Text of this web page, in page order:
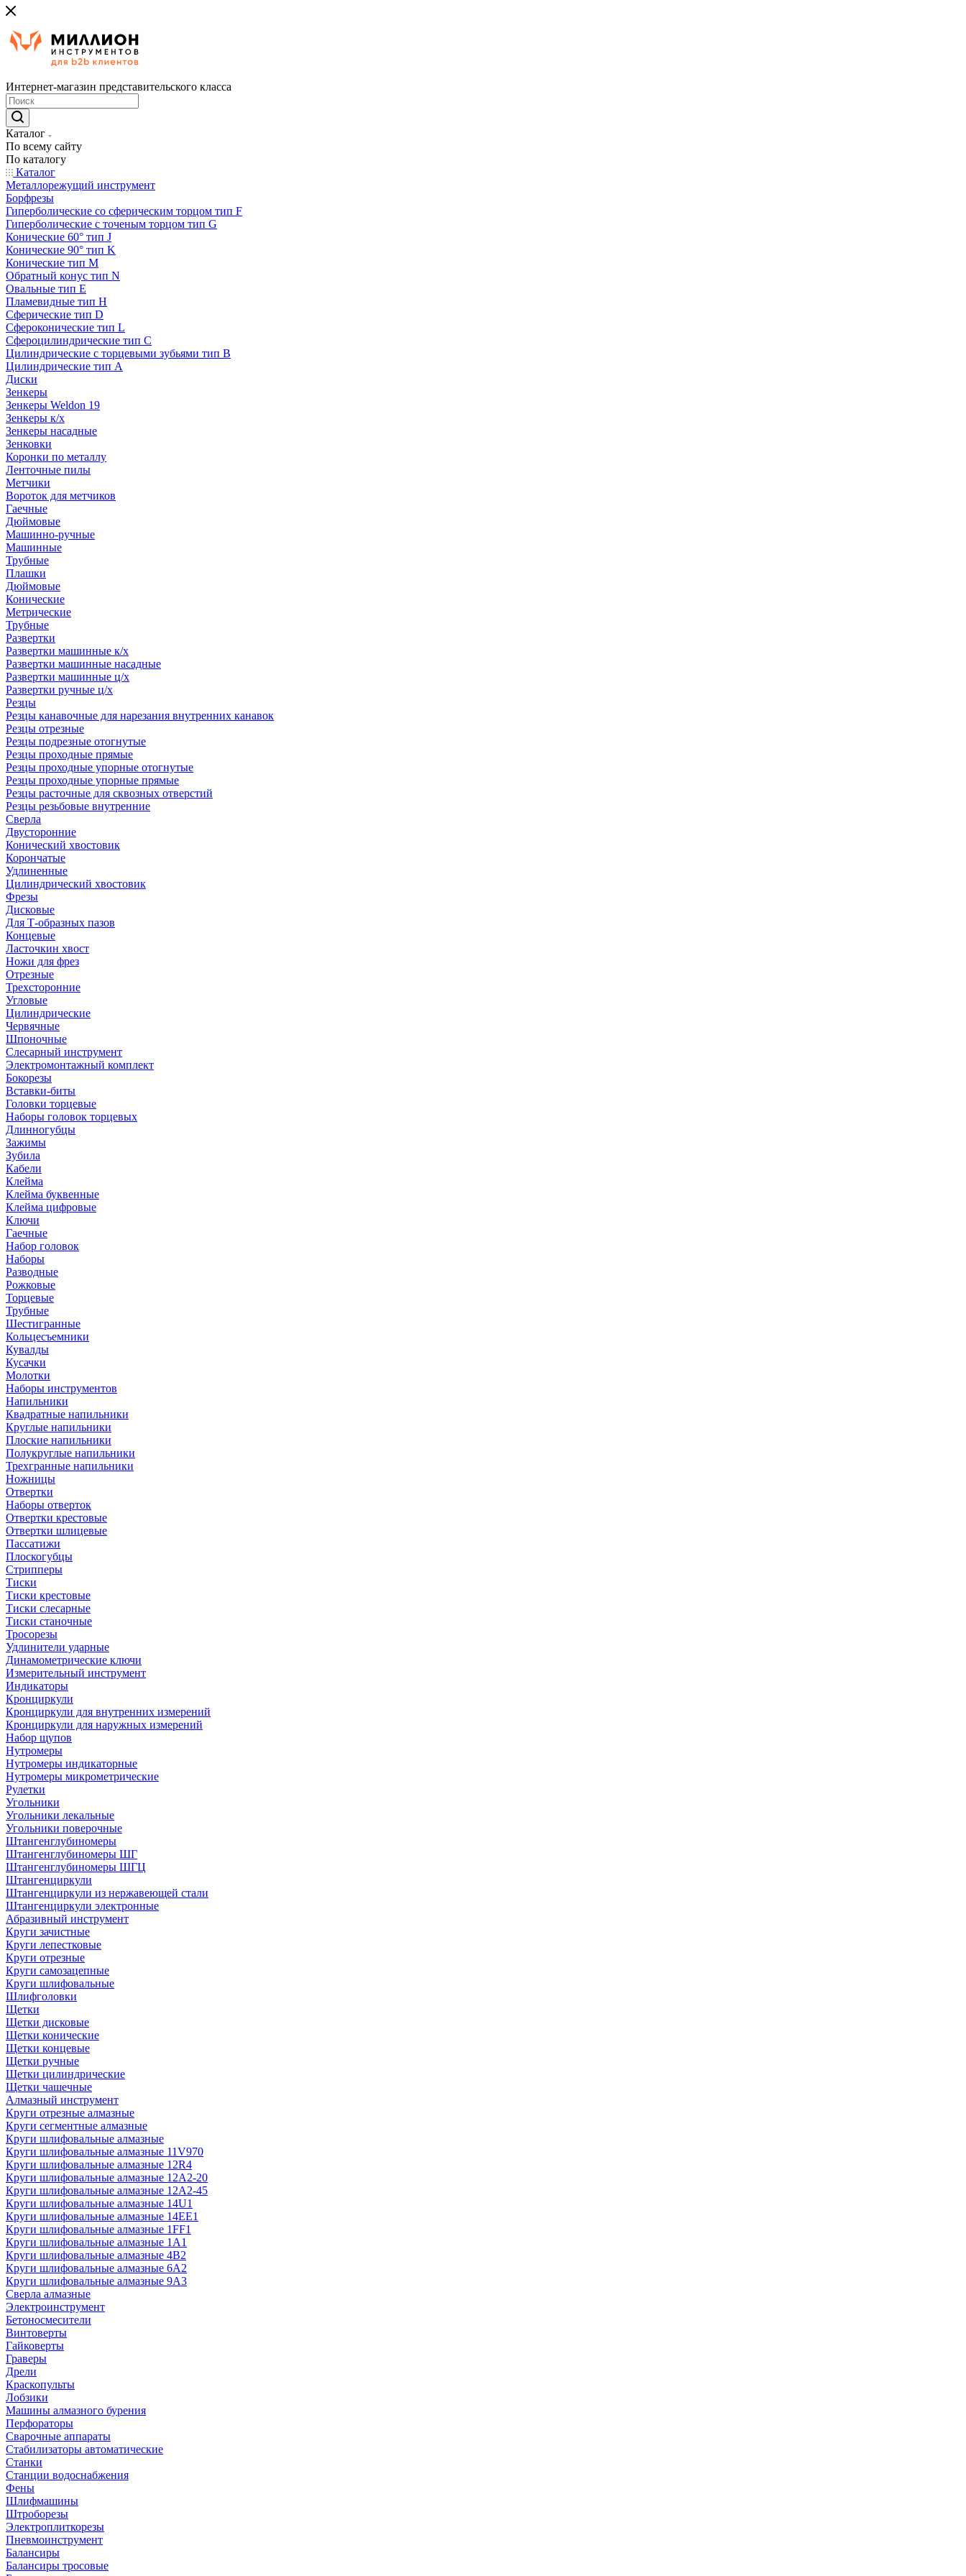
Интернет-магазин представительского класса
Каталог
По всему сайту
По каталогу
Каталог
Металлорежущий инструмент
Борфрезы
Гиперболические cо сферическим торцом тип F
Гиперболические с точеным торцом тип G
Конические 60° тип J
Конические 90° тип K
Конические тип M
Обратный конус тип N
Овальные тип E
Пламевидные тип H
Сферические тип D
Сфероконические тип L
Сфероцилиндрические тип C
Цилиндрические с торцевыми зубьями тип B
Цилиндрические тип А
Диски
Зенкеры
Зенкеры Weldon 19
Зенкеры к/х
Зенкеры насадные
Зенковки
Коронки по металлу
Ленточные пилы
Метчики
Вороток для метчиков
Гаечные
Дюймовые
Машинно-ручные
Машинные
Трубные
Плашки
Дюймовые
Конические
Метрические
Трубные
Развертки
Развертки машинные к/х
Развертки машинные насадные
Развертки машинные ц/х
Развертки ручные ц/х
Резцы
Резцы канавочные для нарезания внутренних канавок
Резцы отрезные
Резцы подрезные отогнутые
Резцы проходные прямые
Резцы проходные упорные отогнутые
Резцы проходные упорные прямые
Резцы расточные для сквозных отверстий
Резцы резьбовые внутренние
Сверла
Двусторонние
Конический хвостовик
Корончатые
Удлиненные
Цилиндрический хвостовик
Фрезы
Дисковые
Для Т-образных пазов
Концевые
Ласточкин хвост
Ножи для фрез
Отрезные
Трехсторонние
Угловые
Цилиндрические
Червячные
Шпоночные
Слесарный инструмент
Электромонтажный комплект
Бокорезы
Вставки-биты
Головки торцевые
Наборы головок торцевых
Длинногубцы
Зажимы
Зубила
Кабели
Клейма
Клейма буквенные
Клейма цифровые
Ключи
Гаечные
Набор головок
Наборы
Разводные
Рожковые
Торцевые
Трубные
Шестигранные
Кольцесъемники
Кувалды
Кусачки
Молотки
Наборы инструментов
Напильники
Квадратные напильники
Круглые напильники
Плоские напильники
Полукруглые напильники
Трехгранные напильники
Ножницы
Отвертки
Наборы отверток
Отвертки крестовые
Отвертки шлицевые
Пассатижи
Плоскогубцы
Стрипперы
Тиски
Тиски крестовые
Тиски слесарные
Тиски станочные
Тросорезы
Удлинители ударные
Динамометрические ключи
Измерительный инструмент
Индикаторы
Кронциркули
Кронциркули для внутренних измерений
Кронциркули для наружных измерений
Набор щупов
Нутромеры
Нутромеры индикаторные
Нутромеры микрометрические
Рулетки
Угольники
Угольники лекальные
Угольники поверочные
Штангенглубиномеры
Штангенглубиномеры ШГ
Штангенглубиномеры ШГЦ
Штангенциркули
Штангенциркули из нержавеющей стали
Штангенциркули электронные
Абразивный инструмент
Круги зачистные
Круги лепестковые
Круги отрезные
Круги самозацепные
Круги шлифовальные
Шлифголовки
Щетки
Щетки дисковые
Щетки конические
Щетки концевые
Щетки ручные
Щетки цилиндрические
Щетки чашечные
Алмазный инструмент
Круги отрезные алмазные
Круги сегментные алмазные
Круги шлифовальные алмазные
Круги шлифовальные алмазные 11V970
Круги шлифовальные алмазные 12R4
Круги шлифовальные алмазные 12А2-20
Круги шлифовальные алмазные 12А2-45
Круги шлифовальные алмазные 14U1
Круги шлифовальные алмазные 14ЕЕ1
Круги шлифовальные алмазные 1FF1
Круги шлифовальные алмазные 1А1
Круги шлифовальные алмазные 4В2
Круги шлифовальные алмазные 6A2
Круги шлифовальные алмазные 9А3
Сверла алмазные
Электроинструмент
Бетоносмесители
Винтоверты
Гайковерты
Граверы
Дрели
Краскопульты
Лобзики
Машины алмазного бурения
Перфораторы
Сварочные аппараты
Стабилизаторы автоматические
Станки
Станции водоснабжения
Фены
Шлифмашины
Штроборезы
Электроплиткорезы
Пневмоинструмент
Балансиры
Балансиры тросовые